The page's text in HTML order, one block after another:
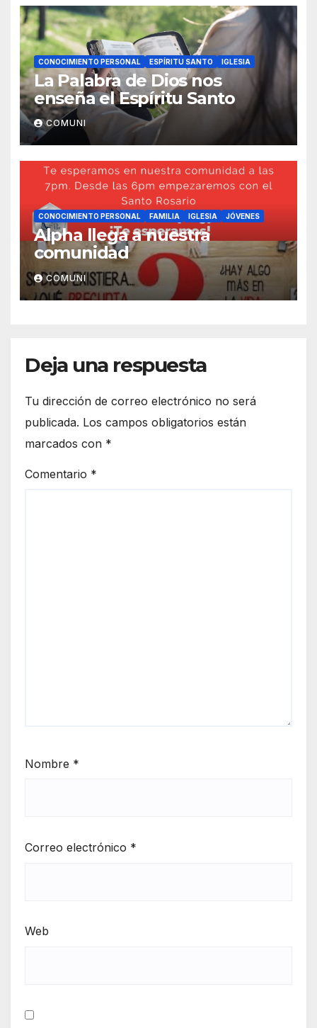
CONOCIMIENTO PERSONAL ESPÍRITU SANTO IGLESIA
La Palabra de Dios nos
enseña el Espíritu Santo
COMUNI
CONOCIMIENTO PERSONAL FAMILIA IGLESIA JÓVENES
Alpha llega a nuestra
comunidad
COMUNI
Deja una respuesta
Tu dirección de correo electrónico no será
publicada. Los campos obligatorios están
marcados con *
Comentario *
Nombre *
Correo electrónico *
Web